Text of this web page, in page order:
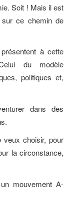
Soit ! Mais il est
sur ce chemin de
à cette
du modèle
politiques et,
dans des
veux choisir, pour
la circonstance,
mouvement A-